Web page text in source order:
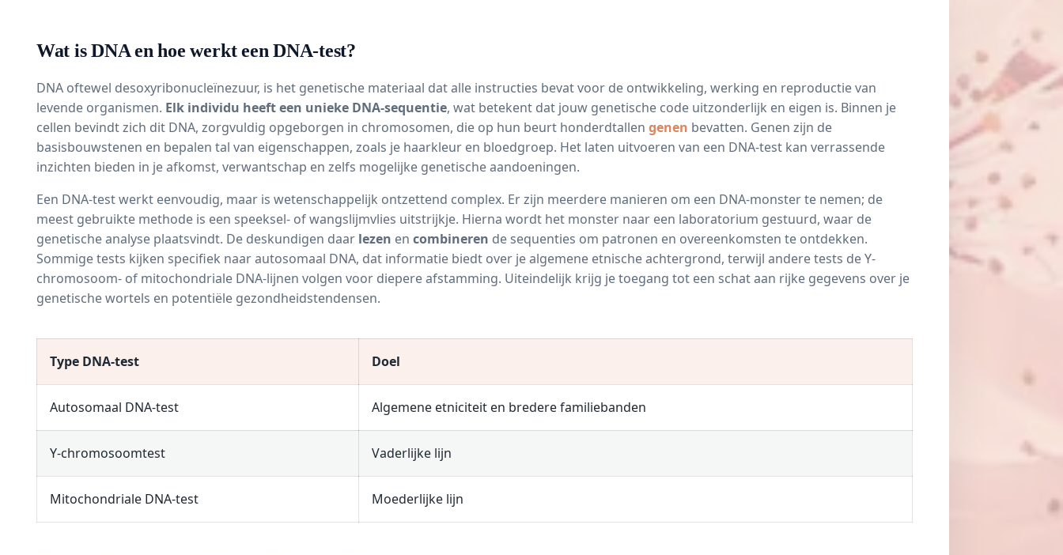
Wat is DNA en hoe werkt een DNA-test?
DNA oftewel desoxyribonucleïnezuur, is het genetische materiaal dat alle instructies bevat voor de ontwikkeling, werking en reproductie van
levende organismen. Elk individu heeft een unieke DNA-sequentie, wat betekent dat jouw genetische code uitzonderlijk en eigen is. Binnen je
cellen bevindt zich dit DNA, zorgvuldig opgeborgen in chromosomen, die op hun beurt honderdtallen genen bevatten. Genen zijn de
basisbouwstenen en bepalen tal van eigenschappen, zoals je haarkleur en bloedgroep. Het laten uitvoeren van een DNA-test kan verrassende
inzichten bieden in je afkomst, verwantschap en zelfs mogelijke genetische aandoeningen.
Een DNA-test werkt eenvoudig, maar is wetenschappelijk ontzettend complex. Er zijn meerdere manieren om een DNA-monster te nemen; de
meest gebruikte methode is een speeksel- of wangslijmvlies uitstrijkje. Hierna wordt het monster naar een laboratorium gestuurd, waar de
genetische analyse plaatsvindt. De deskundigen daar lezen en combineren de sequenties om patronen en overeenkomsten te ontdekken.
Sommige tests kijken specifiek naar autosomaal DNA, dat informatie biedt over je algemene etnische achtergrond, terwijl andere tests de Y-
chromosoom- of mitochondriale DNA-lijnen volgen voor diepere afstamming. Uiteindelijk krijg je toegang tot een schat aan rijke gegevens over je
genetische wortels en potentiële gezondheidstendensen.
Type DNA-test Doel
Autosomaal DNA-test Algemene etniciteit en bredere familiebanden
Y-chromosoomtest Vaderlijke lijn
Mitochondriale DNA-test Moederlijke lijn